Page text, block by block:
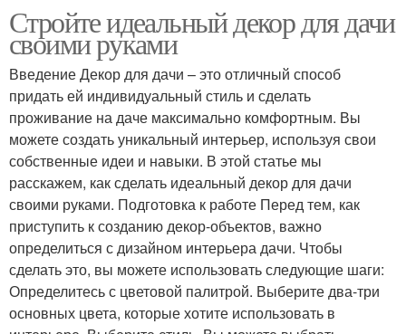
Стройте идеальный декор для дачи
своими руками
Введение Декор для дачи – это отличный способ
придать ей индивидуальный стиль и сделать
проживание на даче максимально комфортным. Вы
можете создать уникальный интерьер, используя свои
собственные идеи и навыки. В этой статье мы
расскажем, как сделать идеальный декор для дачи
своими руками. Подготовка к работе Перед тем, как
приступить к созданию декор-объектов, важно
определиться с дизайном интерьера дачи. Чтобы
сделать это, вы можете использовать следующие шаги:
Определитесь с цветовой палитрой. Выберите два-три
основных цвета, которые хотите использовать в